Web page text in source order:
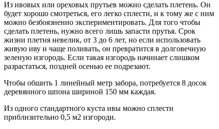
Из ивовых или ореховых прутьев можно сделать плетень. Он
будет хорошо смотреться, его легко сплести, и к тому же с ним
можно безбоязненно экспериментировать. Для того чтобы
сделать плетень, нужно всего лишь запасти прутья. Срок
жизни плетня невелик, от 3 до 6 лет, но если использовать
живую иву и чаще поливать, он превратится в долговечную
зеленую изгородь. Если такая изгородь начинает слишком
разрастаться, поздней осенью ее подрезают.
Чтобы обшить 1 линейный метр забора, потребуется 8 досок
деревянного шпона шириной 150 мм каждая.
Из одного стандартного куста ивы можно сплести
приблизительно 0,5 м2 изгороди.